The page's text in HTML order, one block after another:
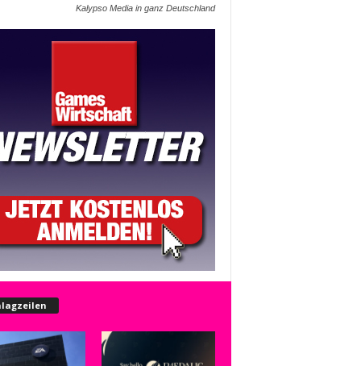
Kalypso Media in ganz Deutschland